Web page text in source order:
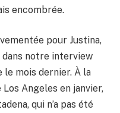
encombrée.
pour Justina,
dans notre interview
le mois dernier. À la
Angeles en janvier,
qui n’a pas été